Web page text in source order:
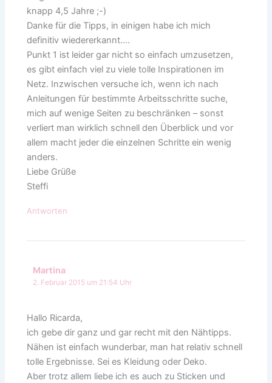
knapp 4,5 Jahre ;-)
Danke für die Tipps, in einigen habe ich mich
definitiv wiedererkannt….
Punkt 1 ist leider gar nicht so einfach umzusetzen,
es gibt einfach viel zu viele tolle Inspirationen im
Netz. Inzwischen versuche ich, wenn ich nach
Anleitungen für bestimmte Arbeitsschritte suche,
mich auf wenige Seiten zu beschränken – sonst
verliert man wirklich schnell den Überblick und vor
allem macht jeder die einzelnen Schritte ein wenig
anders.
Liebe Grüße
Steffi
Antworten
Martina
2. Februar 2015 um 21:54 Uhr
Hallo Ricarda,
ich gebe dir ganz und gar recht mit den Nähtipps.
Nähen ist einfach wunderbar, man hat relativ schnell
tolle Ergebnisse. Sei es Kleidung oder Deko.
Aber trotz allem liebe ich es auch zu Sticken und